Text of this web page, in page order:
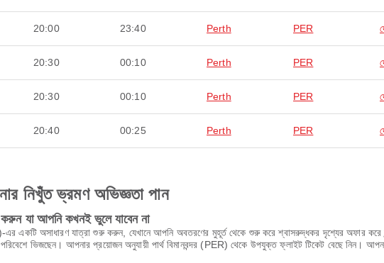
20:00 23:40 Perth PER
20:30 00:10 Perth PER
20:30 00:10 Perth PER
20:40 00:25 Perth PER
নিখুঁত ভ্রমণ অভিজ্ঞতা পান
যা আপনি কখনই ভুলে যাবেন না
এর একটি অসাধারণ যাত্রা শুরু করুন, যেখানে আপনি অবতরণের মুহূর্ত থেকে শুরু করে শ্বাসরুদ্ধকর দৃশ্যের অফার করে
ভিজছেন। আপনার প্রয়োজন অনুযায়ী পার্থ বিমানবন্দর (PER) থেকে উপযুক্ত ফ্লাইট টিকেট বেছে নিন।